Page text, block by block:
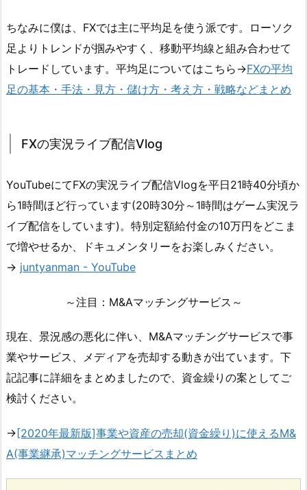
ちなみに僕は、FXでは主に平均足を使う派です。ローソク
足よりトレンドが掴みやすく、移動平均線と組み合わせて
トレードしています。平均足についてはこちら→FXの平均
足の基本・手法・見方・儲け方・考え方・戦略などまとめ
FXの実況ライブ配信Vlog
YouTubeにてFXの実況ライブ配信Vlogを平日21時40分頃か
ら1時間ほど行っています(20時30分～1時間はゲーム実況ラ
イブ配信をしています)。特別定額給付金の10万円をどこま
で増やせるか、ドキュメンタリーをお楽しみください。
→ juntyanman - YouTube
～注目：M&Aマッチングサービス～
現在、景況感の悪化に伴い、M&Aマッチングサービスで事
業やサービス、メディアを売却する動きが出ています。下
記記事に詳細をまとめましたので、資金繰りの案としてご
検討ください。
→ [2020年最新版]事業や資産の売却(資金繰り)に使えるM&
A(事業継承)マッチングサービスまとめ